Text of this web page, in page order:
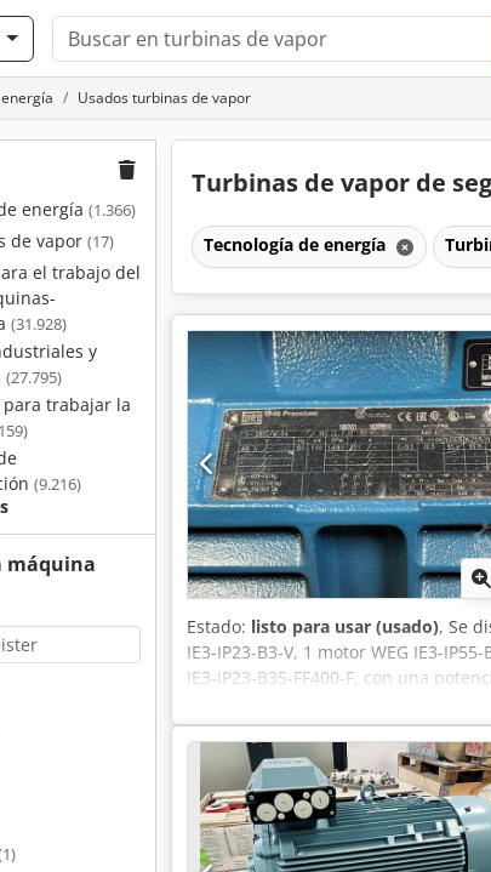
Usados turbinas de vapor
energía (1.366)
de vapor (17)
el trabajo del
(31.928)
y
(27.795)
trabajar la
(9.216)
máquina
Turbinas de vapor de
Tecnología de energía
Estado: listo para usar (usado), Se
IE3-IP23-B3-V, 1 motor WEG IE3-
IE3-IP23-B35-FF400-F, con una
nominal de 75 kW; 2 motores WEG
IE3-IP23-B35-FF500-V, con una
potencia nominal de 113 kW; 1
WEG IE3-IP23-B3-V, con una
nominal de 136 kW; 1 motor WEG
una potencia nominal de 132 kW.